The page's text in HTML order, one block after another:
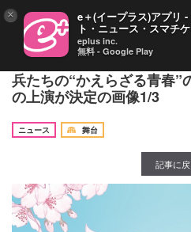
錦織一清演出、中山脩悟
兵たちの“かえらざる青春”
の上演が決定の画像1/3
ニュース
舞台
記事に
× e＋(イープラス)アプリ -
ト・ニュース・スマチケ
eplus inc.
無料 - Google Play